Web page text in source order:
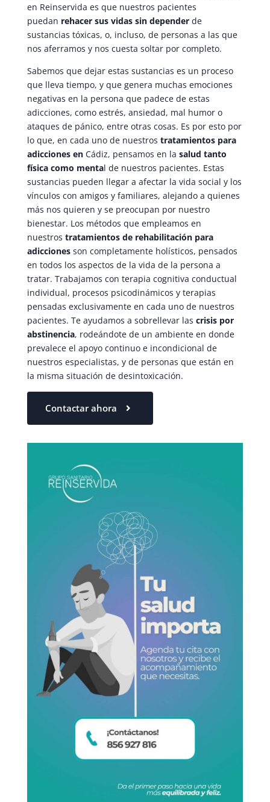
en Reinservida es que nuestros pacientes
puedan rehacer sus vidas sin dependerde
sustancias tóxicas, o, incluso, de personas a las que
nos aferramos y nos cuesta soltar por completo.
Sabemos que dejar estas sustancias es un proceso
que lleva tiempo, y que genera muchas emociones
negativas en la persona que padece de estas
adicciones, como estrés, ansiedad, mal humor o
ataques de pánico, entre otras cosas. Es por esto por
lo que, en cada uno de nuestros tratamientos para
adicciones en Cádiz, pensamos en la salud tanto
física como mental de nuestros pacientes. Estas
sustancias pueden llegar a afectar la vida social y los
vínculos con amigos y familiares, alejando a quienes
más nos quieren y se preocupan por nuestro
bienestar. Los métodos que empleamos en
nuestros tratamientos de rehabilitación para
adiccionesson completamente holísticos, pensados
en todos los aspectos de la vida de la persona a
tratar. Trabajamos con terapia cognitiva conductual
individual, procesos psicodinámicos y terapias
pensadas exclusivamente en cada uno de nuestros
pacientes. Te ayudamos a sobrellevar las crisis por
abstinencia, rodeándote de un ambiente en donde
prevalece el apoyo continuo e incondicional de
nuestros especialistas, y de personas que están en
la misma situación de desintoxicación.
Contactar ahora